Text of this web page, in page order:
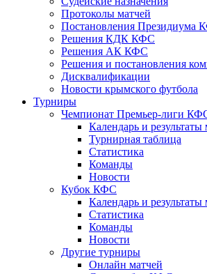
Протоколы матчей
Постановления Президиума
Решения КДК КФС
Решения АК КФС
Решения и постановления
Дисквалификации
Новости крымского футбола
Турниры
Чемпионат Премьер-лиги
Календарь и результаты
Турнирная таблица
Статистика
Команды
Новости
Кубок КФС
Календарь и результаты
Статистика
Команды
Новости
Другие турниры
Онлайн матчей